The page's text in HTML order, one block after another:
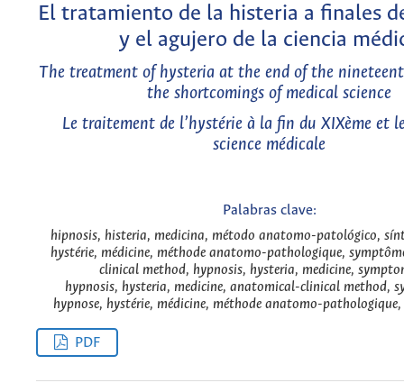
El tratamiento de la histeria a finales
y el agujero de la ciencia
The treatment of hysteria at the end of the
the shortcomings of medical science
Le traitement de l’hystérie à la fin du XIXème et
science médicale
Palabras clave:
hipnosis, histeria, medicina, método anatomo-patológico,
hystérie, médicine, méthode anatomo-pathologique,
clinical method, hypnosis, hysteria, medicine,
hypnosis, hysteria, medicine, anatomical-clinical method,
hypnose, hystérie, médicine, méthode anatomo-
PDF